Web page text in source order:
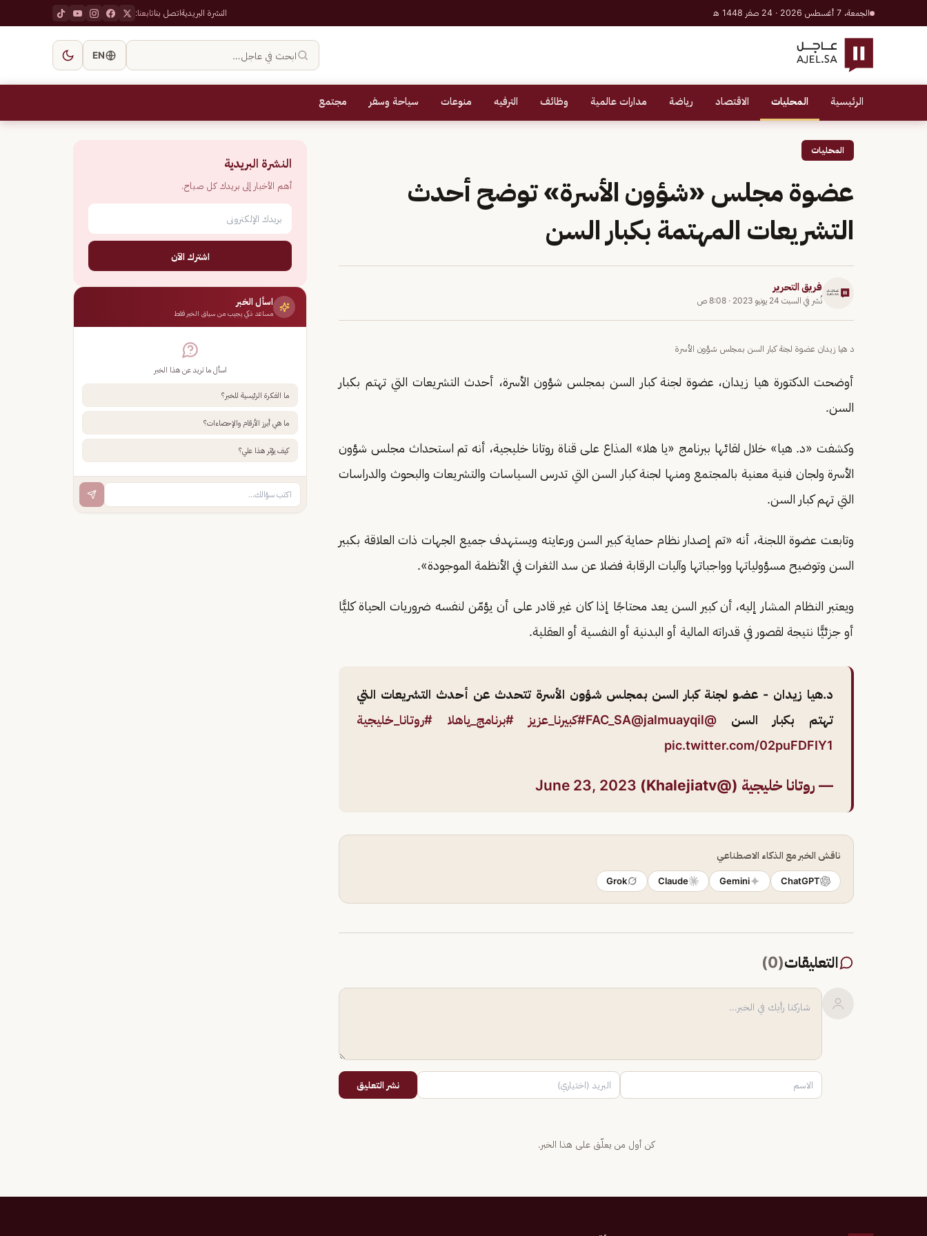
الجمعة، 7 أغسطس 2026 · 24 صفر 1448 هـ النشرة البريديةاتصل بناتابعنا:
ابحث في عاجل… EN
الرئيسية المحليات الاقتصاد رياضة مدارات عالمية وظائف الترفيه منوعات سياحة وسفر مجتمع
المحليات
عضوة مجلس «شؤون الأسرة» توضح أحدث
التشريعات المهتمة بكبار السن
فريق التحرير
نُشر في السبت 24 يونيو 2023 · 8:08 ص
د هيا زيدان عضوة لجنة كبار السن بمجلس شؤون الأسرة
أوضحت الدكتورة هيا زيدان، عضوة لجنة كبار السن بمجلس شؤون الأسرة، أحدث التشريعات التي تهتم بكبار
السن.
وكشفت «د. هيا» خلال لقائها ببرنامج «يا هلا» المذاع على قناة روتانا خليجية، أنه تم استحداث مجلس شؤون
الأسرة ولجان فنية معنية بالمجتمع ومنها لجنة كبار السن التي تدرس السياسات والتشريعات والبحوث والدراسات
التي تهم كبار السن.
وتابعت عضوة اللجنة، أنه «تم إصدار نظام حماية كبير السن ورعايته ويستهدف جميع الجهات ذات العلاقة بكبير
السن وتوضيح مسؤولياتها وواجباتها وآليات الرقابة فضلا عن سد الثغرات في الأنظمة الموجودة».
ويعتبر النظام المشار إليه، أن كبير السن يعد محتاجًا إذا كان غير قادر على أن يؤمّن لنفسه ضروريات الحياة كليًّا
أو جزئيًّا نتيجة لقصور في قدراته المالية أو البدنية أو النفسية أو العقلية.
د.هيا زيدان - عضو لجنة كبار السن بمجلس شؤون الأسرة تتحدث عن أحدث التشريعات التي
تهتم بكبار السن@FAC_SA
@jalmuayqil #كبيرنا_عزيز #برنامج_ياهلا
#روتانا_خليجية
pic.twitter.com/02puFDFIY1
— روتانا خليجية (@Khalejiatv) June 23, 2023
ناقش الخبر مع الذكاء الاصطناعي
ChatGPT
Gemini
Claude
Grok
التعليقات(
0
)
نشر التعليق
كن أول من يعلّق على هذا الخبر.
النشرة البريدية
أهم الأخبار إلى بريدك كل صباح.
اشترك الآن
اسأل الخبر
مساعد ذكي يجيب من سياق الخبر فقط
اسأل ما تريد عن هذا الخبر
ما الفكرة الرئيسية للخبر؟
ما هي أبرز الأرقام والإحصاءات؟
كيف يؤثر هذا علي؟